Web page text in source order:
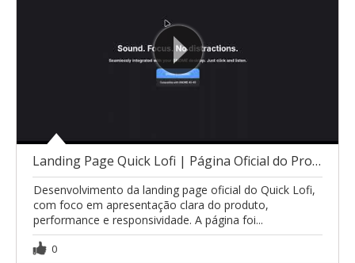
Landing Page Quick Lofi | Página Oficial do Produt
Desenvolvimento da landing page oficial do Quick Lofi,
com foco em apresentação clara do produto,
performance e responsividade. A página foi...
0